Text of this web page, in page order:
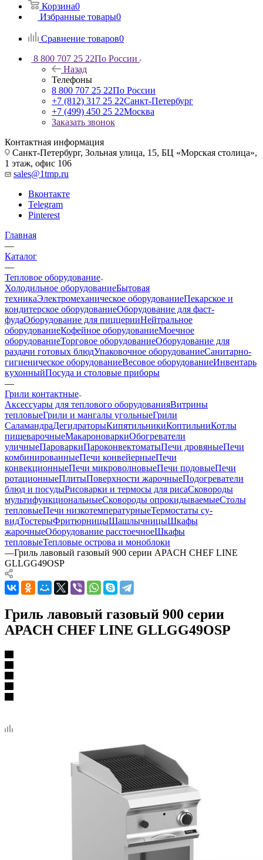
Корзина0
Избранные товары0
Сравнение товаров0
8 800 707 25 22По России
Назад
Телефоны
8 800 707 25 22По России
+7 (812) 317 25 22Санкт-Петербург
+7 (499) 450 25 22Москва
Заказать звонок
Контактная информация
Санкт-Петербург, Зольная улица, 15, БЦ «Морская столица»,
1 этаж, офис 106
sales@1tmp.ru
Вконтакте
Telegram
Pinterest
Главная
—
Каталог
—
Тепловое оборудование
Холодильное оборудованиеБытовая
техникаЭлектромеханическое оборудованиеПекарское и
кондитерское оборудованиеОборудование для фаст-
фудаОборудование для пиццерииНейтральное
оборудованиеКофейное оборудованиеМоечное
оборудованиеТорговое оборудованиеОборудование для
раздачи готовых блюдУпаковочное оборудованиеСанитарно-
гигиеническое оборудованиеВесовое оборудованиеИнвентарь
кухонныйПосуда и столовые приборы
—
Грили контактные
Аксессуары для теплового оборудованияВитрины
тепловыеГрили и мангалы угольныеГрили
СаламандраДегидраторыКипятильникиКоптильниКотлы
пищеварочныеМакароноваркиОбогреватели
уличныеПароваркиПароконвектоматыПечи дровяныеПечи
комбинированныеПечи конвейерныеПечи
конвекционныеПечи микроволновыеПечи подовыеПечи
ротационныеПлитыПоверхности жарочныеПодогреватели
блюд и посудыРисоварки и термосы для рисаСковороды
мультифункциональныеСковороды опрокидываемыеСтолы
тепловыеПечи низкотемпературныеТермостаты су-
видТостерыФритюрницыШашлычницыШкафы
жарочныеОборудование расстоечноеШкафы
тепловыеТепловые острова и моноблоки
—Гриль лавовый газовый 900 серии APACH CHEF LINE
GLLGG49OSP
Гриль лавовый газовый 900 серии
APACH CHEF LINE GLLGG49OSP